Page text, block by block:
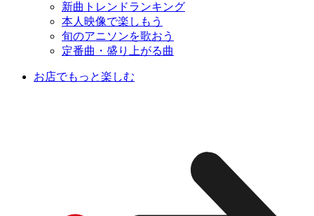
新曲トレンドランキング
本人映像で楽しもう
旬のアニソンを歌おう
定番曲・盛り上がる曲
お店でもっと楽しむ